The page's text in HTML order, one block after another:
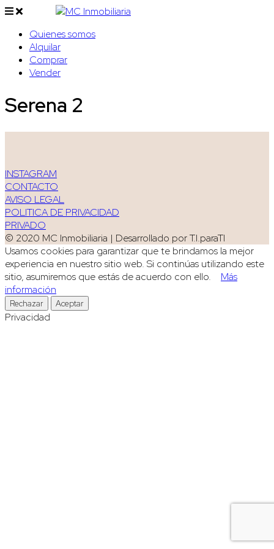
Quienes somos
Alquilar
Comprar
Vender
Serena 2
INSTAGRAM
CONTACTO
AVISO LEGAL
POLITICA DE PRIVACIDAD
PRIVADO
© 2020 MC Inmobiliaria | Desarrollado por T.I.paraTI
Usamos cookies para garantizar que te brindamos la mejor
experiencia en nuestro sitio web. Si continúas utilizando este
sitio, asumiremos que estás de acuerdo con ello. Más
información
Rechazar Aceptar
Privacidad